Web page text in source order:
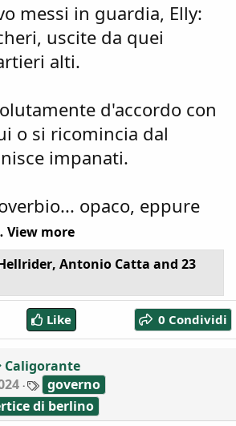
messi in guardia, Elly:
uscite da quei
alti.
d'accordo con
o si ricomincia dal
impanati.
opaco, eppure
View more
, Antonio Catta and 23
Like 0 Condividi
Caligorante
T
a
g
s
governo
di berlino